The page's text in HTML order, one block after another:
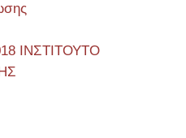
ΙΝΣΤΙΤΟΥΤΟ